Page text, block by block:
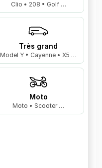
Clio • 208 • Golf …
Très grand
Model Y • Cayenne • X5 …
Moto
Moto • Scooter …